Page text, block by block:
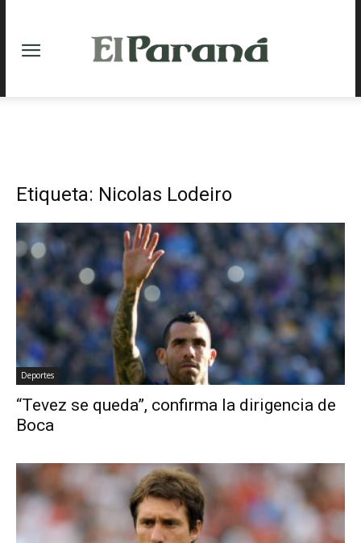
Etiqueta: Nicolas Lodeiro
Deportes
“Tevez se queda”, confirma la dirigencia de
Boca